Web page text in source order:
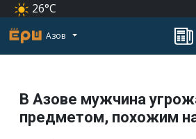
26°C
Азов
В Азове мужчина
предметом, похожим